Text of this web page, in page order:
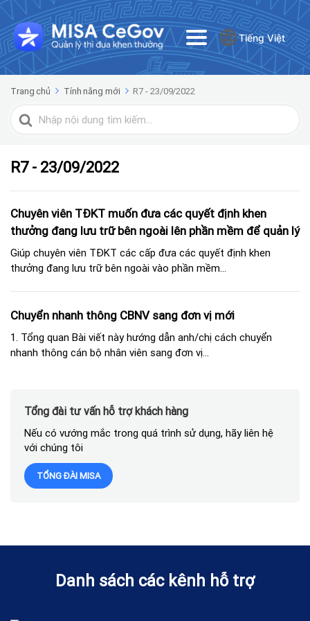
Tiếng Việt
Trang chủ Tính năng mới R7 - 23/09/2022
Tìm
kiếm
R7 - 23/09/2022
Chuyên viên TĐKT muốn đưa các quyết định khen
thưởng đang lưu trữ bên ngoài lên phần mềm để quản lý
Giúp chuyên viên TĐKT các cấp đưa các quyết định khen
thưởng đang lưu trữ bên ngoài vào phần mềm...
Chuyển nhanh thông CBNV sang đơn vị mới
1. Tổng quan Bài viết này hướng dẫn anh/chị cách chuyển
nhanh thông cán bộ nhân viên sang đơn vị...
Tổng đài tư vấn hỗ trợ khách hàng
Nếu có vướng mắc trong quá trình sử dụng, hãy liên hệ
với chúng tôi
TỔNG ĐÀI MISA
Danh sách các kênh hỗ trợ